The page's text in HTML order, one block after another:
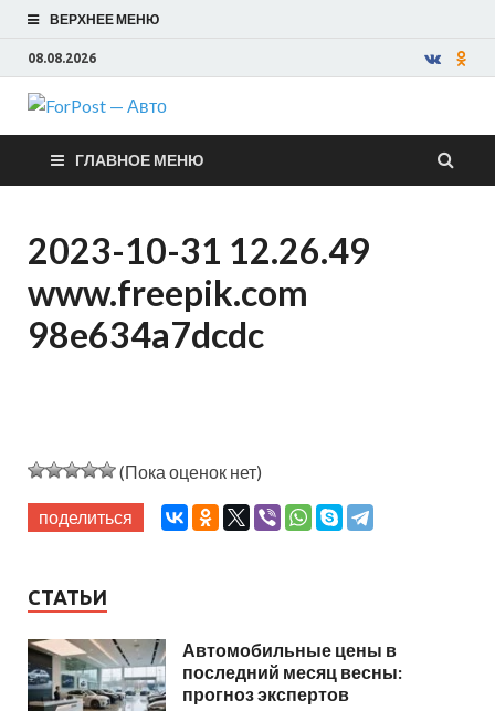
ВЕРХНЕЕ МЕНЮ
08.08.2026
ForPost —
Авто
ГЛАВНОЕ МЕНЮ
2023-10-31 12.26.49
www.freepik.com
98e634a7dcdc
(Пока оценок нет)
поделиться
СТАТЬИ
Автомобильные цены в
последний месяц весны:
прогноз экспертов